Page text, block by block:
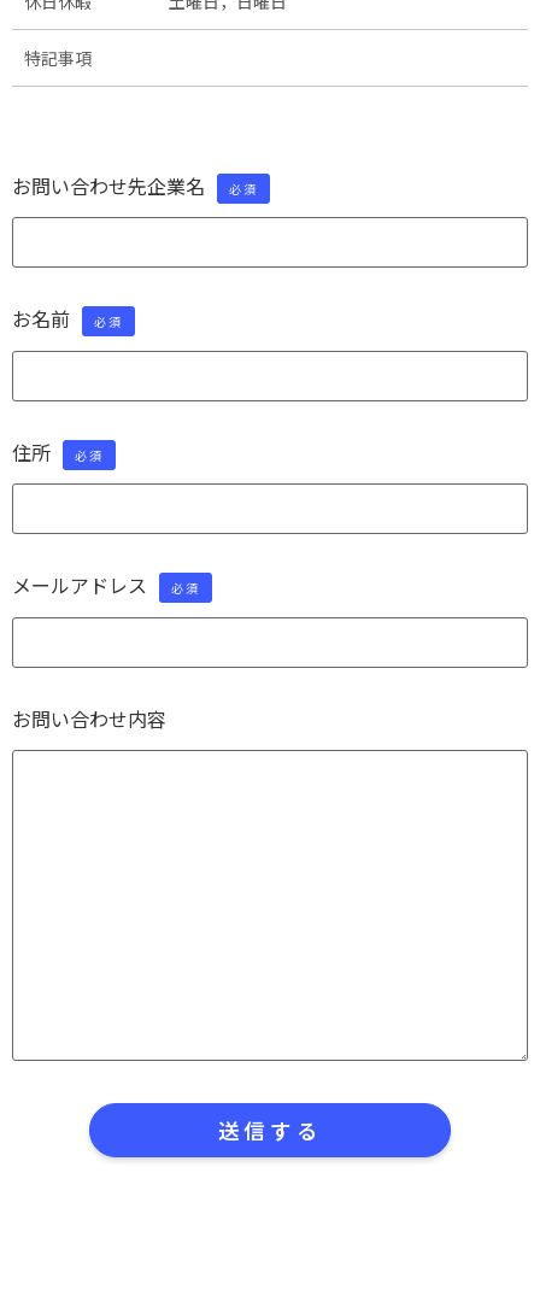
特記事項
お問い合わせ先企業名 必須
お名前 必須
住所 必須
メールアドレス 必須
お問い合わせ内容